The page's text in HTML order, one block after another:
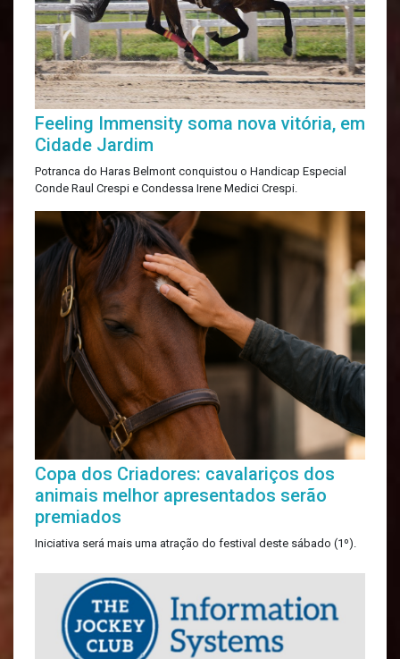
Feeling Immensity soma nova vitória, em
Cidade Jardim
Potranca do Haras Belmont conquistou o Handicap Especial
Conde Raul Crespi e Condessa Irene Medici Crespi.
Copa dos Criadores: cavalariços dos
animais melhor apresentados serão
premiados
Iniciativa será mais uma atração do festival deste sábado (1º).